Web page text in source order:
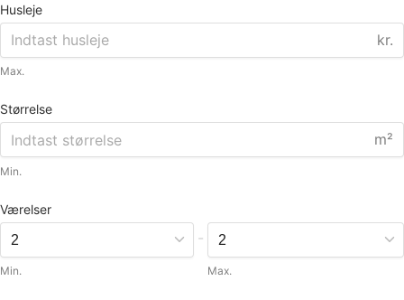
Husleje
kr.
Max.
Størrelse
m²
Min.
Værelser
Min.
-
Max.